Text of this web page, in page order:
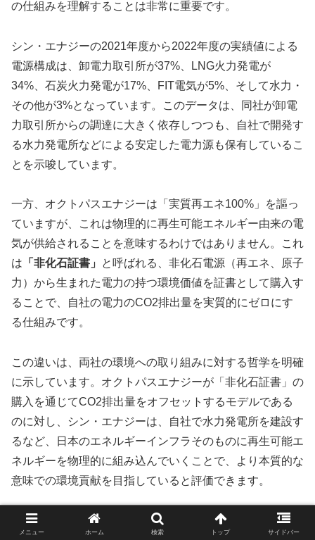
の仕組みを理解することは非常に重要です。
シン・エナジーの2021年度から2022年度の実績値による
電源構成は、卸電力取引所が37%、LNG火力発電が
34%、石炭火力発電が17%、FIT電気が5%、そして水力・
その他が3%となっています。このデータは、同社が卸電
力取引所からの調達に大きく依存しつつも、自社で開発す
る水力発電所などによる安定した電力源も保有しているこ
とを示唆しています。
一方、オクトパスエナジーは「実質再エネ100%」を謳っ
ていますが、これは物理的に再生可能エネルギー由来の電
気が供給されることを意味するわけではありません。これ
は 「非化石証書」
と呼ばれる、非化石電源（再エネ、原子
力）から生まれた電力の持つ環境価値を証書として購入す
ることで、自社の電力のCO2排出量を実質的にゼロにす
る仕組みです。
この違いは、両社の環境への取り組みに対する哲学を明確
に示しています。オクトパスエナジーが「非化石証書」の
購入を通じてCO2排出量をオフセットするモデルである
のに対し、シン・エナジーは、自社で水力発電所を建設す
るなど、日本のエネルギーインフラそのものに再生可能エ
ネルギーを物理的に組み込んでいくことで、より本質的な
意味での環境貢献を目指していると評価できます。
5.3 ライフスタイル別：失敗しない新電力選び
メニュー ホーム 検索 トップ サイドバー